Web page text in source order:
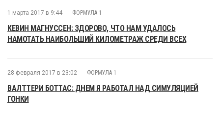
1 марта 2017 в 9:44 ФОРМУЛА 1
КЕВИН МАГНУССЕН: ЗДОРОВО, ЧТО НАМ УДАЛОСЬ
НАМОТАТЬ НАИБОЛЬШИЙ КИЛОМЕТРАЖ СРЕДИ ВСЕХ
28 февраля 2017 в 23:02 ФОРМУЛА 1
ВАЛТТЕРИ БОТТАС: ДНЕМ Я РАБОТАЛ НАД СИМУЛЯЦИЕЙ
ГОНКИ